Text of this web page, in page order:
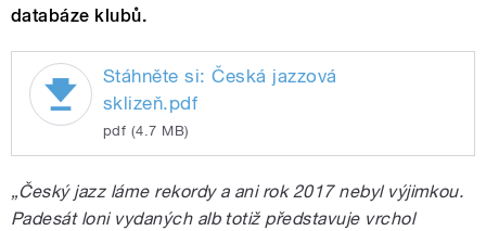
databáze klubů.
Stáhněte si: Česká jazzová
sklizeň.pdf
pdf (4.7 MB)
„Český jazz láme rekordy a ani rok 2017 nebyl výjimkou.
Padesát loni vydaných alb totiž představuje vrchol